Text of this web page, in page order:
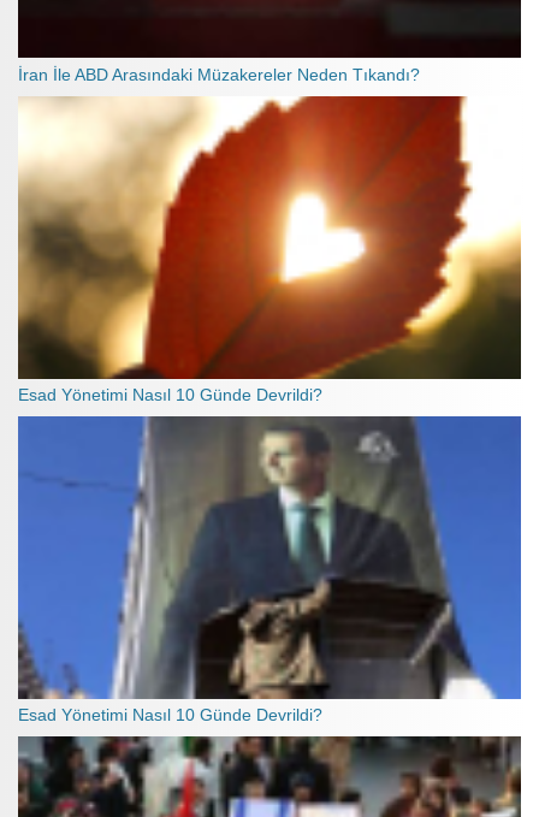
İran İle ABD Arasındaki Müzakereler Neden Tıkandı?
Esad Yönetimi Nasıl 10 Günde Devrildi?
Esad Yönetimi Nasıl 10 Günde Devrildi?